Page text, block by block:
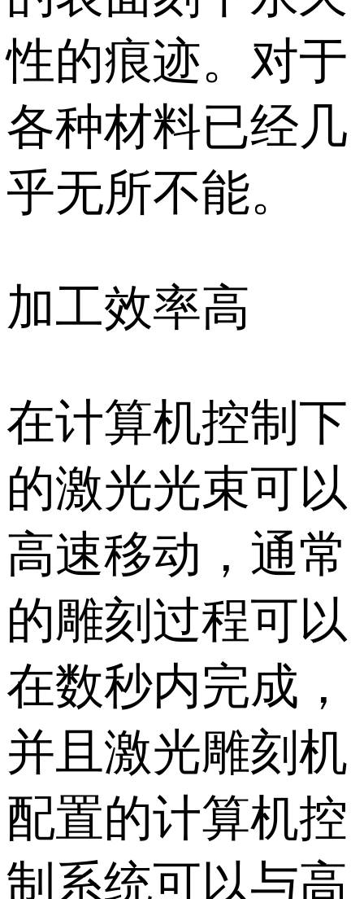
性的痕迹。对于
各种材料已经几
乎无所不能。
加工效率高
在计算机控制下
的激光光束可以
高速移动，通常
的雕刻过程可以
在数秒内完成，
并且激光雕刻机
配置的计算机控
制系统可以与高